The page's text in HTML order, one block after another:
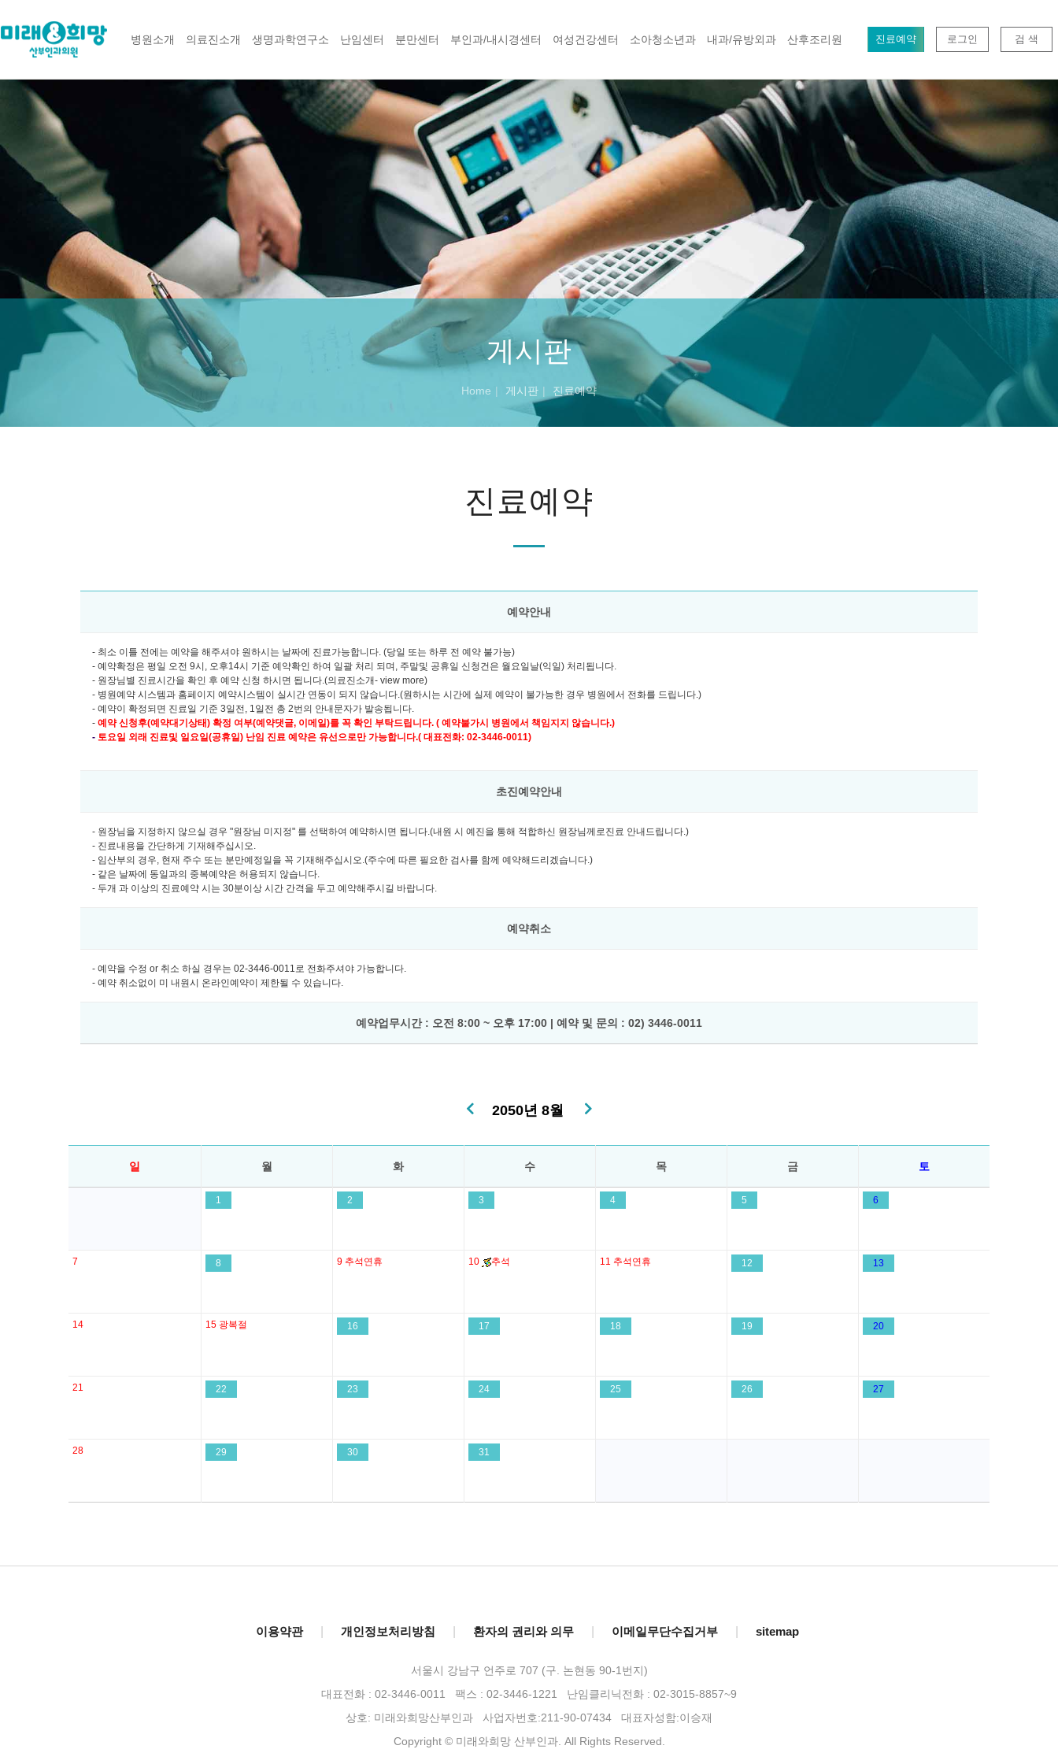
병원소개 의료진소개 생명과학연구소 난임센터 분만센터 부인과/내시경센터 여성건강센터 소아청소년과 내과/유방외과 산후조리원 진료예약 로그인 검 색
게시판
Home 게시판 진료예약
진료예약
예약안내
- 최소 이틀 전에는 예약을 해주셔야 원하시는 날짜에 진료가능합니다. (당일 또는 하루 전 예약 불가능)
- 예약확정은 평일 오전 9시, 오후14시 기준 예약확인 하여 일괄 처리 되며, 주말및 공휴일 신청건은 월요일날(익일) 처리됩니다.
- 원장님별 진료시간을 확인 후 예약 신청 하시면 됩니다.(의료진소개- view more)
- 병원예약 시스템과 홈페이지 예약시스템이 실시간 연동이 되지 않습니다.(원하시는 시간에 실제 예약이 불가능한 경우 병원에서 전화를 드립니다.)
- 예약이 확정되면 진료일 기준 3일전, 1일전 총 2번의 안내문자가 발송됩니다.
- 예약 신청후(예약대기상태) 확정 여부(예약댓글, 이메일)를 꼭 확인 부탁드립니다. ( 예약불가시 병원에서 책임지지 않습니다.)
- 토요일 외래 진료및 일요일(공휴일) 난임 진료 예약은 유선으로만 가능합니다.( 대표전화: 02-3446-0011)
초진예약안내
- 원장님을 지정하지 않으실 경우 "원장님 미지정" 를 선택하여 예약하시면 됩니다.(내원 시 예진을 통해 적합하신 원장님께로진료 안내드립니다.)
- 진료내용을 간단하게 기재해주십시오.
- 임산부의 경우, 현재 주수 또는 분만예정일을 꼭 기재해주십시오.(주수에 따른 필요한 검사를 함께 예약해드리겠습니다.)
- 같은 날짜에 동일과의 중복예약은 허용되지 않습니다.
- 두개 과 이상의 진료예약 시는 30분이상 시간 간격을 두고 예약해주시길 바랍니다.
예약취소
- 예약을 수정 or 취소 하실 경우는 02-3446-0011로 전화주셔야 가능합니다.
- 예약 취소없이 미 내원시 온라인예약이 제한될 수 있습니다.
예약업무시간 : 오전 8:00 ~ 오후 17:00 | 예약 및 문의 : 02) 3446-0011
2050년 8월
일 월 화 수 목 금 토
1 2 3 4 5 6
7 8 9 추석연휴 10 추석 11 추석연휴 12 13
14 15 광복절 16 17 18 19 20
21 22 23 24 25 26 27
28 29 30 31
이용약관 개인정보처리방침 환자의 권리와 의무 이메일무단수집거부 sitemap
서울시 강남구 언주로 707 (구. 논현동 90-1번지)
대표전화 : 02-3446-0011 팩스 : 02-3446-1221 난임클리닉전화 : 02-3015-8857~9
상호: 미래와희망산부인과 사업자번호:211-90-07434 대표자성함:이승재
Copyright © 미래와희망 산부인과. All Rights Reserved.